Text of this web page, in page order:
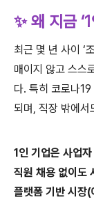
✨ 왜 지금
최근 몇 년 사이 ‘
매이지 않고 스스
다. 특히 코로나
되며, 직장 밖에서
1인 기업은 사업
직원 채용 없이도
플랫폼 기반 시장